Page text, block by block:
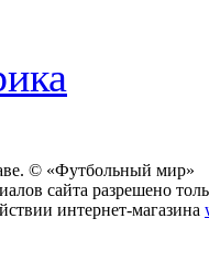
© «Футбольный мир»
сайта разрешено
интернет-магазина